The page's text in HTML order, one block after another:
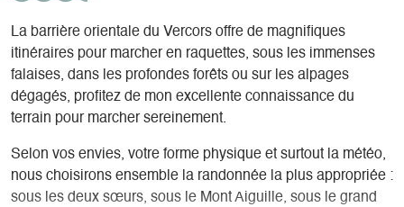
La barrière orientale du Vercors offre de magnifiques
itinéraires pour marcher en raquettes, sous les immenses
falaises, dans les profondes forêts ou sur les alpages
dégagés, profitez de mon excellente connaissance du
terrain pour marcher sereinement.
Selon vos envies, votre forme physique et surtout la météo,
nous choisirons ensemble la randonnée la plus appropriée :
sous les deux sœurs, sous le Mont Aiguille, sous le grand